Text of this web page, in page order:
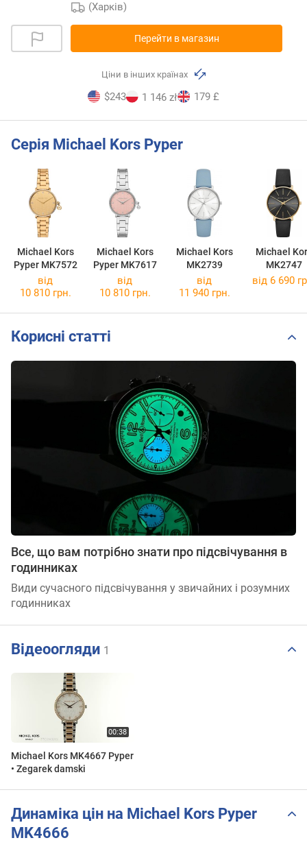
(Харків)
Перейти в магазин
Ціни в інших країнах
$243 1 146 zł 179 £
Серія Michael Kors Pyper
Michael Kors
Pyper MK7572
Michael Kors
Pyper MK7617
Michael Kors
MK2739
Michael
MK2747
від
10 810 грн.
від
10 810 грн.
від
11 940 грн.
від 6 690
Корисні статті
Все, що вам потрібно знати про підсвічування в
годинниках
Види сучасного підсвічування у звичайних і розумних
годинниках
Відеоогляди 1
Michael Kors MK4667 Pyper
• Zegarek damski
Динаміка цін на Michael Kors Pyper
MK4666